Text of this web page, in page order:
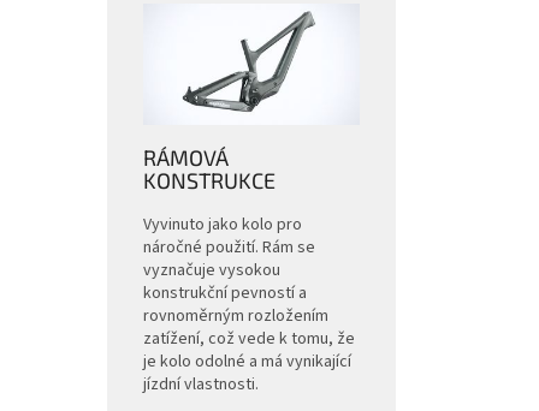
RÁMOVÁ
KONSTRUKCE
Vyvinuto jako kolo pro
náročné použití. Rám se
vyznačuje vysokou
konstrukční pevností a
rovnoměrným rozložením
zatížení, což vede k tomu, že
je kolo odolné a má vynikající
jízdní vlastnosti.